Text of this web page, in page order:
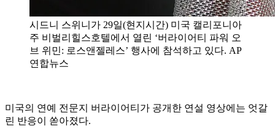
시드니 스위니가 29일(현지시간) 미국 캘리포니아
주 비벌리힐스호텔에서 열린 ‘버라이어티 파워 오
브 위민: 로스앤젤레스’ 행사에 참석하고 있다. AP
연합뉴스
미국의 연예 전문지 버라이어티가 공개한 연설 영상에는 엇갈
린 반응이 쏟아졌다.